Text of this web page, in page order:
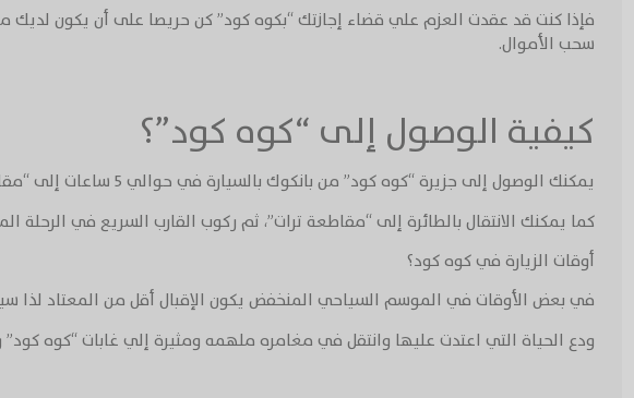
فإذا كنت قد عقدت العزم علي قضاء إجازتك “بكوه كود” كن حريصا على أن يكون لديك
سحب الأموال.
كيفية الوصول إلى “كوه كود”؟
يمكنك الوصول إلى جزيرة “كوه كود” من بانكوك بالسيارة في حوالي ٥ ساعات إلى “مقاطعة ترات” ثم الانتقال إلى الميناء واستقلال القارب السريع المتجه إلى “كوه كود’.
كما يمكنك الانتقال بالطائرة إلى “مقاطعة ترات”، ثم ركوب القارب السريع في الرحلة
أوقات الزيارة في كوه كود؟
في بعض الأوقات في الموسم السياحي المنخفض يكون الإقبال أقل من المعتاد
ودع الحياة التي اعتدت عليها وانتقل في مغامره ملهمه ومثيرة إلي غابات “كوه كود”